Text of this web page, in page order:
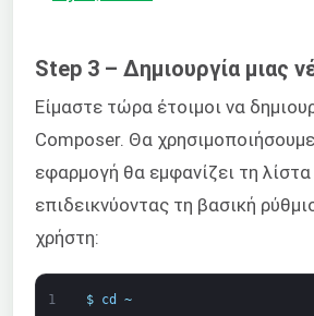
Step 3 – Δημιουργία μιας
Είμαστε τώρα έτοιμοι να
Composer. Θα
εφαρμογή θα εμφανίζει τη
επιδεικνύοντας τη βασική
χρήστη:
1 $ cd ~